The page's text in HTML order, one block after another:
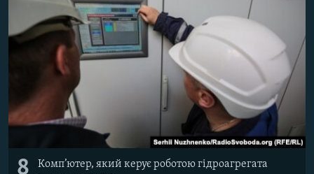
8
Комп’ютер, який керує роботою гідроагрегата